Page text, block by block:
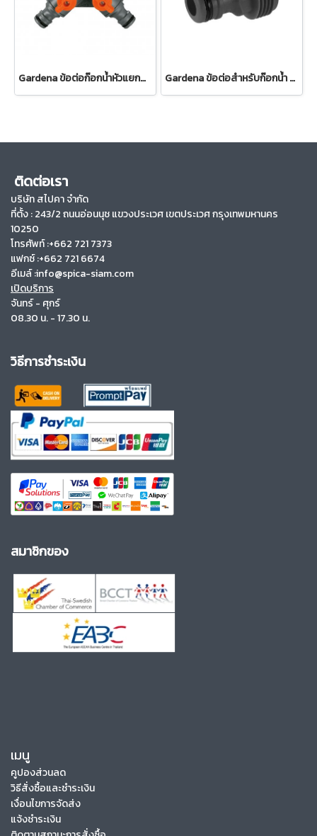
Gardena ข้อต่อก๊อกน้ำหัวแยกสองทาง 26.5 มม. (3/4") (00938-20) Gardena ข้อต่อสำหรับก๊อกน้ำ ขนาด 3/4" (26.5 มม.) (00921-50)
ติดต่อเรา
บริษัท สไปคา จำกัด
ที่ตั้ง :243/2 ถนนอ่อนนุช แขวงประเวศ เขตประเวศ กรุงเทพมหานคร
10250
โทรศัพท์ :+662 721 7373
แฟกซ์ :+662 721 6674
อีเมล์ :info@spica-siam.com
เปิดบริการ
จันทร์ - ศุกร์
08.30 น. - 17.30 น.
วิธีการชำระเงิน
สมาชิกของ
เมนู
คูปองส่วนลด
วิธีสั่งซื้อและชำระเงิน
เงื่อนไขการจัดส่ง
แจ้งชำระเงิน